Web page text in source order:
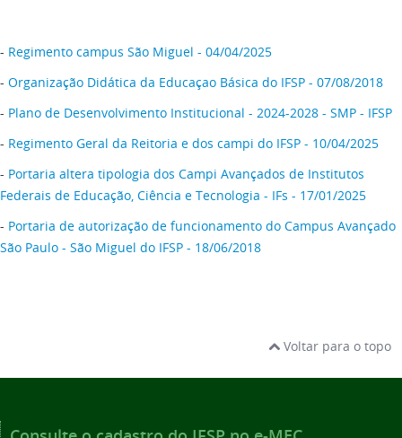
- Regimento campus São Miguel - 04/04/2025
- Organização Didática da Educaçao Básica do IFSP - 07/08/2018
- Plano de Desenvolvimento Institucional - 2024-2028 - SMP - IFSP
- Regimento Geral da Reitoria e dos campi do IFSP - 10/04/2025
- Portaria altera tipologia dos Campi Avançados de Institutos
Federais de Educação, Ciência e Tecnologia - IFs - 17/01/2025
- Portaria de autorização de funcionamento do Campus Avançado
São Paulo - São Miguel do IFSP - 18/06/2018
Voltar para o topo